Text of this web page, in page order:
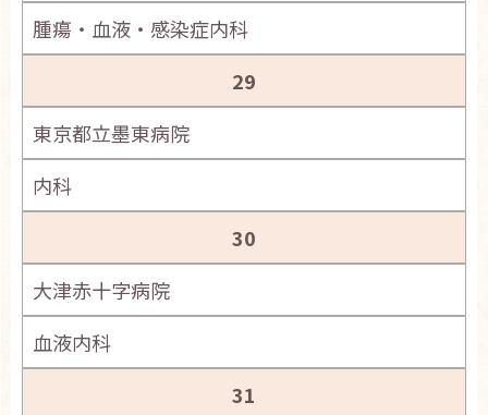
腫瘍・血液・感染症内科
29
東京都立墨東病院
内科
30
大津赤十字病院
血液内科
31